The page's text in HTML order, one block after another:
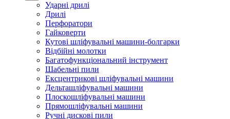
Ударні дрилі
Дрилі
Перфоратори
Гайковерти
Кутові шліфувальні машини-болгарки
Відбійні молотки
Багатофункціональний інструмент
Шабельні пили
Ексцентрикові шліфувальні машини
Дельташліфувальні машини
Плоскошліфувальні машини
Прямошліфувальні машини
Ручні дискові пили